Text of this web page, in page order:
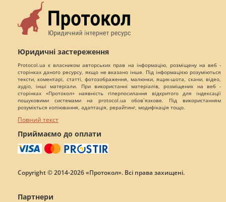
Юридичні застереження
Protocol.ua є власником авторських прав на інформацію, розміщену на веб -
сторінках даного ресурсу, якщо не вказано інше. Під інформацією розуміються
тексти, коментарі, статті, фотозображення, малюнки, ящик-шота, скани, відео,
аудіо, інші матеріали. При використанні матеріалів, розміщених на веб -
сторінках «Протокол» наявність гіперпосилання відкритого для індексації
пошуковими системами на protocol.ua обов`язкове. Під використанням
розуміється копіювання, адаптація, рерайтинг, модифікація тощо.
Повний текст
Приймаємо до оплати
Copyright © 2014-2026 «Протокол». Всі права захищені.
Партнери